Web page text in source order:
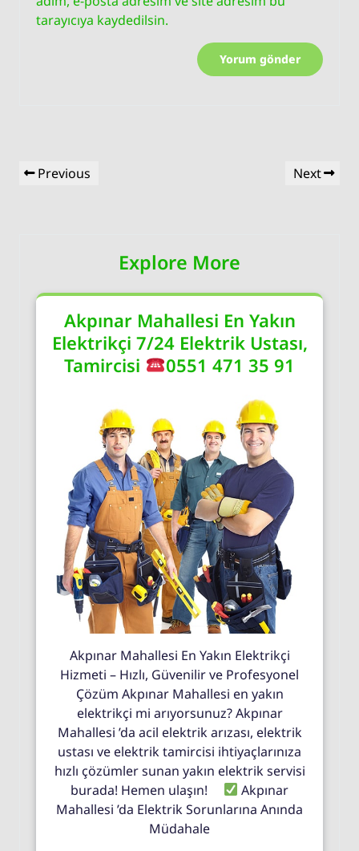
tarayıcıya kaydedilsin.
Yazı
gezinmesi
Previous
Previous
Next
Next
Explore More
Akpınar Mahallesi En Yakın
Elektrikçi 7/24 Elektrik Ustası,
Tamircisi
0551 471 35 91
Akpınar Mahallesi En Yakın Elektrikçi
Hizmeti – Hızlı, Güvenilir ve Profesyonel
Çözüm Akpınar Mahallesi en yakın
elektrikçi mi arıyorsunuz? Akpınar
Mahallesi ’da acil elektrik arızası, elektrik
ustası ve elektrik tamircisi ihtiyaçlarınıza
hızlı çözümler sunan yakın elektrik servisi
burada! Hemen ulaşın!
Akpınar
Mahallesi ’da Elektrik Sorunlarına Anında
Müdahale